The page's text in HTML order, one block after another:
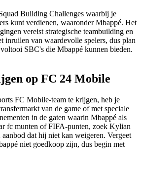
Building Challenges waarbij je
kunt verdienen, waaronder Mbappé. Het
vereist strategische teambuilding en
inruilen van waardevolle spelers, dus plan
SBC's die Mbappé kunnen bieden.
op FC 24 Mobile
FC Mobile-team te krijgen, heb je
van de game of met speciale
in de gaten waarin Mbappé als
fc munten of FIFA-punten, zoek Kylian
dat hij niet kan weigeren. Vergeet
niet goedkoop zijn, dus begin met